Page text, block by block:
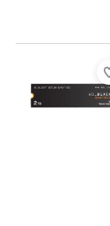
Beoordeling is 9,7